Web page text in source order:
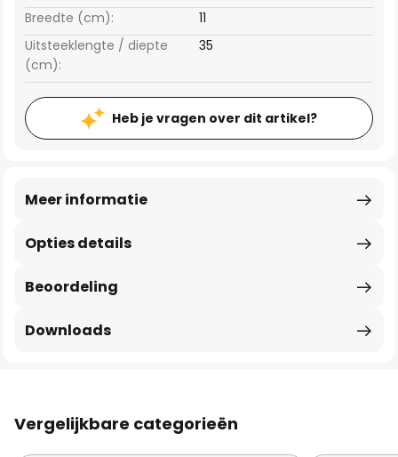
Breedte (cm): 11
Uitsteeklengte / diepte
(cm):
35
Heb je vragen over dit artikel?
Opties details
Meer informatie
Beoordeling
Downloads
Vergelijkbare categorieën